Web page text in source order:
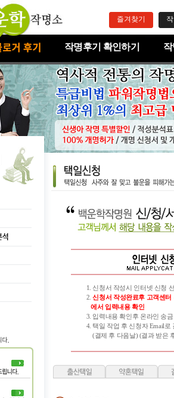
즐겨찾기
작명후기 확인하기
1. 신청서 작성시 인터넷 신청
2.신청서 작성완료후 고객센터
에서 입력내용 확인
3. 입력내용 확인후 온라인 송금
4. 택일 작업 후 신청자 Email로
(결제 후 다음날) (결과 받은